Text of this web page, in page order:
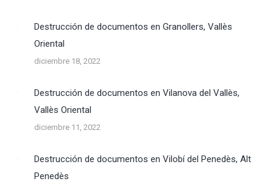
Destrucción de documentos en Granollers, Vallès
Oriental
diciembre 18, 2022
Destrucción de documentos en Vilanova del Vallès,
Vallès Oriental
diciembre 11, 2022
Destrucción de documentos en Vilobí del Penedès, Alt
Penedès